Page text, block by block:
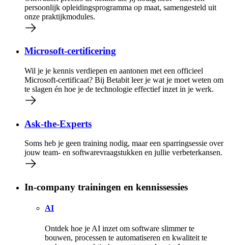
persoonlijk opleidingsprogramma op maat, samengesteld uit
onze praktijkmodules.
Microsoft-certificering
Wil je je kennis verdiepen en aantonen met een officieel
Microsoft-certificaat? Bij Betabit leer je wat je moet weten om
te slagen én hoe je de technologie effectief inzet in je werk.
Ask-the-Experts
Soms heb je geen training nodig, maar een sparringsessie over
jouw team- en softwarevraagstukken en jullie verbeterkansen.
In-company trainingen en kennissessies
AI
Ontdek hoe je AI inzet om software slimmer te
bouwen, processen te automatiseren en kwaliteit te